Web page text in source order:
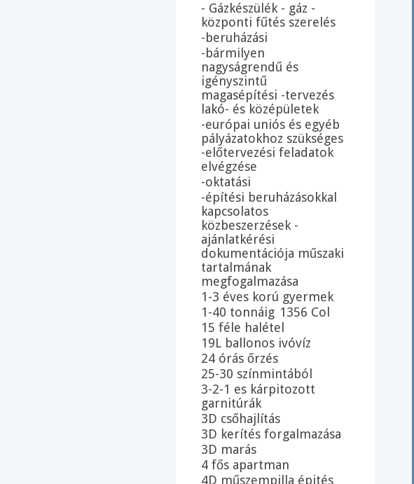
- Gázkészülék - gáz -
központi fűtés szerelés
-beruházási
-bármilyen
nagyságrendű és
igényszintű
magasépítési -tervezés
lakó- és középületek
-európai uniós és egyéb
pályázatokhoz szükséges
-előtervezési feladatok
elvégzése
-oktatási
-építési beruházásokkal
kapcsolatos
közbeszerzések -
ajánlatkérési
dokumentációja műszaki
tartalmának
megfogalmazása
1-3 éves korú gyermek
1-40 tonnáig 1356 Col
15 féle halétel
19L ballonos ivóvíz
24 órás őrzés
25-30 színmintából
3-2-1 es kárpitozott
garnitúrák
3D csőhajlítás
3D kerítés forgalmazása
3D marás
4 fős apartman
4D műszempilla épités